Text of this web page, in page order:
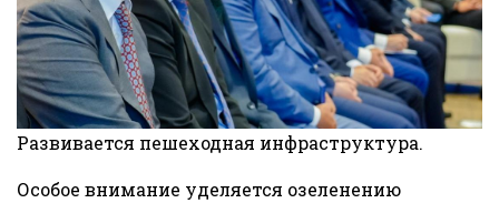
Развивается пешеходная инфраструктура.
Особое внимание уделяется озеленению